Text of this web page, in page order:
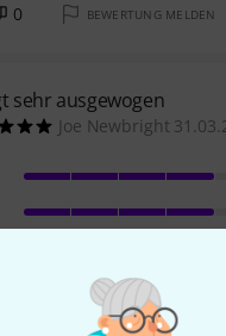
0 BEWERTUNG MELDEN
sehr ausgewogen
Joe Newbright
mit dem Warm
103 und dem Neumann